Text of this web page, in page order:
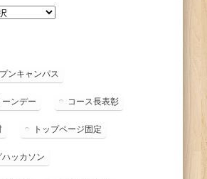
ンキャンパス
ンデー コース長表彰
トップページ固定
ッカソン